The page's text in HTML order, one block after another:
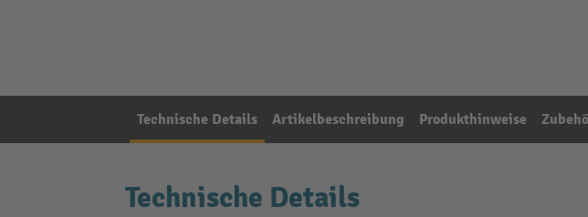
Technische Details Artikelbeschreibung Produkthinweise
Technische Details